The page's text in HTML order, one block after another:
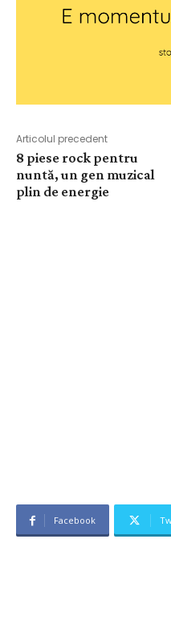
Articolul precedent
8 piese rock pentru
nuntă, un gen muzical
plin de energie
Facebook